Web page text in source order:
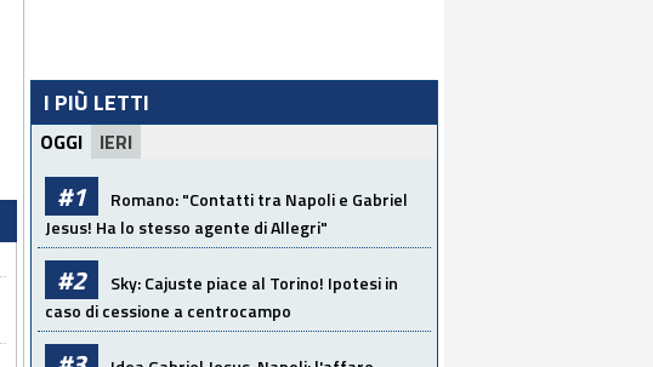
I PIÙ LETTI
OGGI IERI
#1
Romano: "Contatti tra Napoli e Gabriel
Jesus! Ha lo stesso agente di Allegri"
#2
Sky: Cajuste piace al Torino! Ipotesi in
caso di cessione a centrocampo